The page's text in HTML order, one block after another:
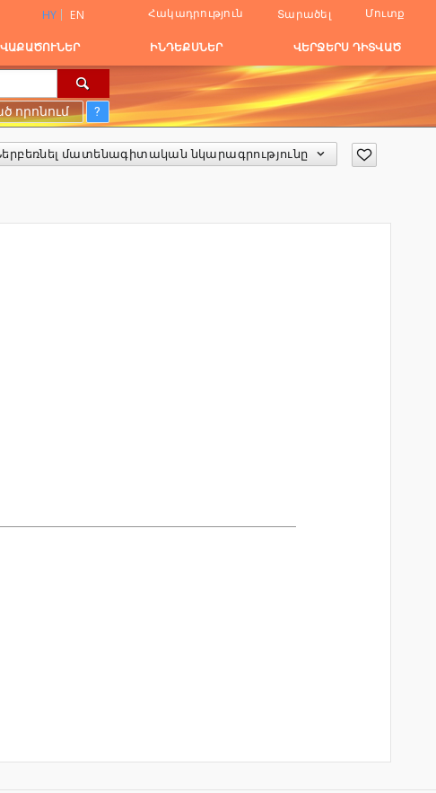
HY EN Հակադրություն Տարածել Մուտք
ԻՆԴԵՔՍՆԵՐ ՎԵՐՋԵՐՍ ԴԻՏՎԱԾ
որոնում ?
մատենագիտական նկարագրությունը